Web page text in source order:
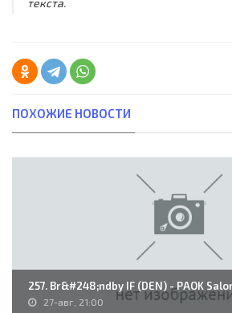
текста.
ПОХОЖИЕ НОВОСТИ
257. Br&#248;ndby IF (DEN) - PAOK
27-авг, 21:00